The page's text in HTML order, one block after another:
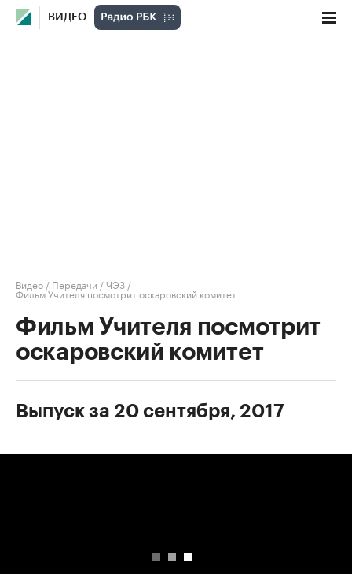
ВИДЕО
Видео / Передачи /ЧЭЗ /
Фильм Учителя посмотрит оскаровский комитет
Фильм Учителя посмотрит
оскаровский комитет
Выпуск за 20 сентября, 2017